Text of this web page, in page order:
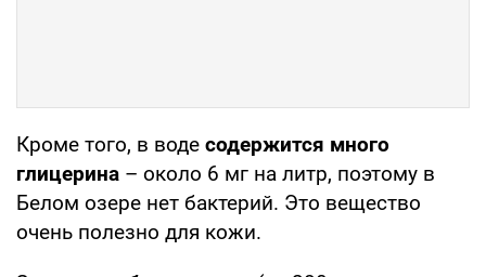
Кроме того, в воде содержится много
глицерина – около 6 мг на литр, поэтому в
Белом озере нет бактерий. Это вещество
очень полезно для кожи.